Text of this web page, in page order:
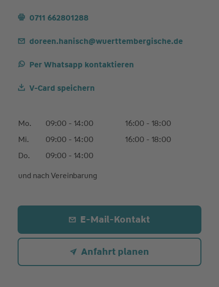
0711 662801288
doreen.hanisch@wuerttembergische.de
Per Whatsapp kontaktieren
V-Card speichern
Mo. 09:00 - 14:00
16:00 - 18:00
Mi.
09:00 - 14:00
16:00 - 18:00
Do.
09:00 - 14:00
und nach Vereinbarung
E-Mail-Kontakt
Anfahrt planen